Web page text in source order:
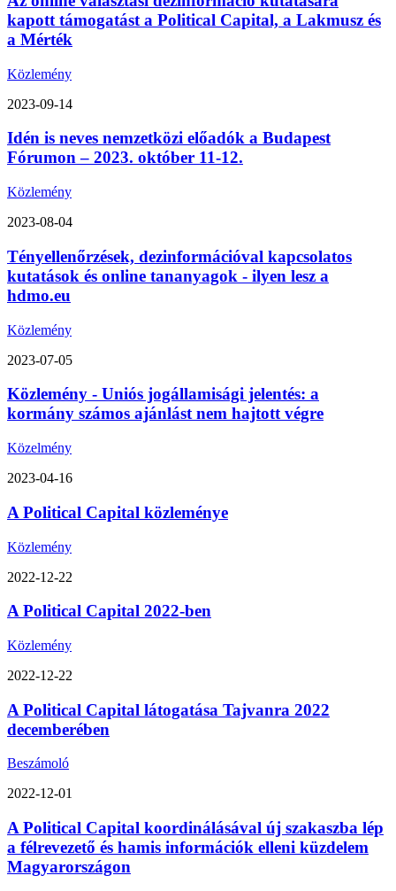
kapott támogatást a Political Capital, a Lakmusz és
a Mérték
Közlemény
2023-09-14
Idén is neves nemzetközi előadók a Budapest
Fórumon – 2023. október 11-12.
Közlemény
2023-08-04
Tényellenőrzések, dezinformációval kapcsolatos
kutatások és online tananyagok - ilyen lesz a
hdmo.eu
Közlemény
2023-07-05
Közlemény - Uniós jogállamisági jelentés: a
kormány számos ajánlást nem hajtott végre
Közelmény
2023-04-16
A Political Capital közleménye
Közlemény
2022-12-22
A Political Capital 2022-ben
Közlemény
2022-12-22
A Political Capital látogatása Tajvanra 2022
decemberében
Beszámoló
2022-12-01
A Political Capital koordinálásával új szakaszba lép
a félrevezető és hamis információk elleni küzdelem
Magyarországon